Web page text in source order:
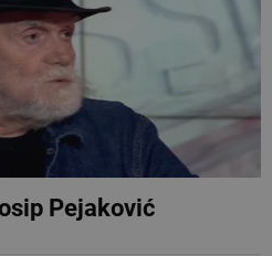
Pejaković